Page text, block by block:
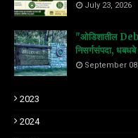
July 23, 2026
"ओडिशातील
निसर्गसंपदा,
September
2023
2024